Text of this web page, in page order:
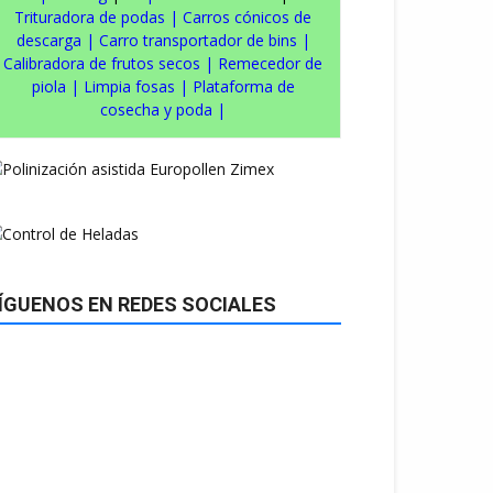
Trituradora de podas | Carros cónicos de
descarga | Carro transportador de bins |
Calibradora de frutos secos | Remecedor de
piola | Limpia fosas | Plataforma de
cosecha y poda |
EN REDES SOCIALES